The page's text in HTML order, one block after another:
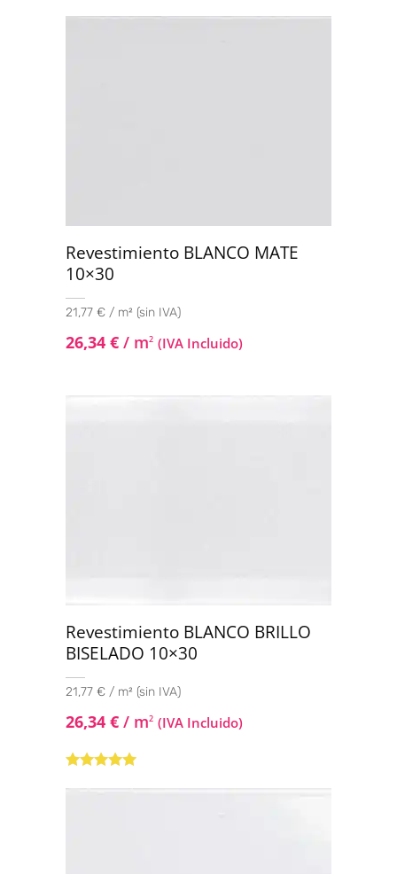
Revestimiento BLANCO MATE
10×30
21,77 € / m² (sin IVA)
26,34 € / m2 (IVA Incluido)
Revestimiento BLANCO BRILLO
BISELADO 10×30
21,77 € / m² (sin IVA)
26,34 € / m2 (IVA Incluido)